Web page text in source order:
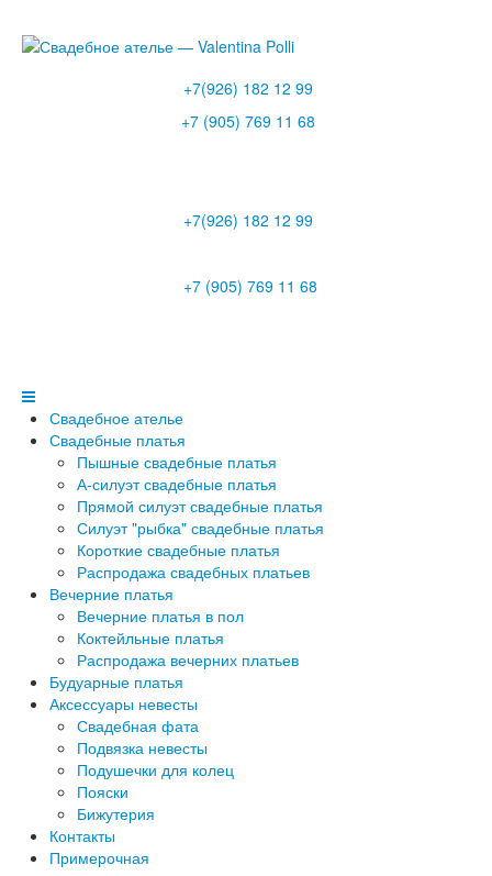
+7(926) 182 12 99
+7 (905) 769 11 68
+7(926) 182 12 99
+7 (905) 769 11 68
Свадебное ателье
Свадебные платья
Пышные свадебные платья
А-силуэт свадебные платья
Прямой силуэт свадебные платья
Силуэт "рыбка" свадебные платья
Короткие свадебные платья
Распродажа свадебных платьев
Вечерние платья
Вечерние платья в пол
Коктейльные платья
Распродажа вечерних платьев
Будуарные платья
Аксессуары невесты
Свадебная фата
Подвязка невесты
Подушечки для колец
Пояски
Бижутерия
Контакты
Примерочная